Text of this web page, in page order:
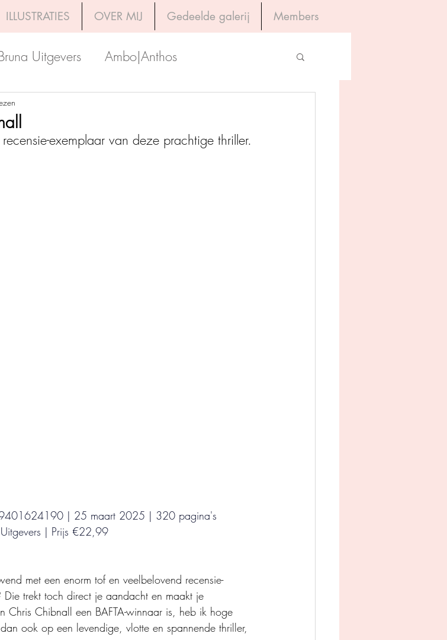
ILLUSTRATIES OVER MIJ Gedeelde galerij Members
Uitgevers Ambo|Anthos
Luitingh-Sijthoff
Kosmos Uitgevers The House of Books
exemplaar van deze prachtige thriller.
| 25 maart 2025 | 320 pagina's
| Prijs €22,99
met een enorm tof en veelbelovend recensie-
trekt toch direct je aandacht en maakt je
Chris Chibnall een BAFTA-winnaar is, heb ik hoge
ook op een levendige, vlotte en spannende thriller,